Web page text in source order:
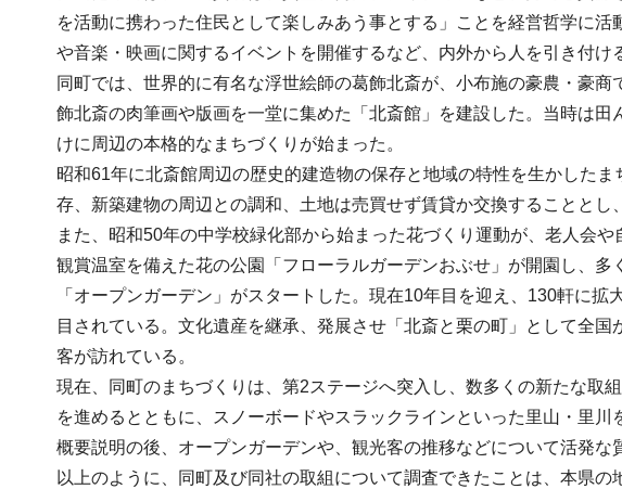
を活動に携わった住民として楽しみあう事とする」ことを経営哲学に
や音楽・映画に関するイベントを開催するなど、内外から人を引き付け
同町では、世界的に有名な浮世絵師の葛飾北斎が、小布施の豪農・豪
飾北斎の肉筆画や版画を一堂に集めた「北斎館」を建設した。当時は
けに周辺の本格的なまちづくりが始まった。
昭和61年に北斎館周辺の歴史的建造物の保存と地域の特性を生かした
存、新築建物の周辺との調和、土地は売買せず賃貸か交換することと
また、昭和50年の中学校緑化部から始まった花づくり運動が、老人会
観賞温室を備えた花の公園「フローラルガーデンおぶせ」が開園し、
「オープンガーデン」がスタートした。現在10年目を迎え、130軒に
目されている。文化遺産を継承、発展させ「北斎と栗の町」として全
客が訪れている。
現在、同町のまちづくりは、第2ステージへ突入し、数多くの新たな取
を進めるとともに、スノーボードやスラックラインといった里山・里
概要説明の後、オープンガーデンや、観光客の推移などについて活発な
以上のように、同町及び同社の取組について調査できたことは、本県